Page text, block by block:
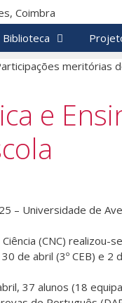
Biblioteca
e
– Universidade de
(CNC) realizou-
de abril (3º CEB) e 2
37 alunos (18